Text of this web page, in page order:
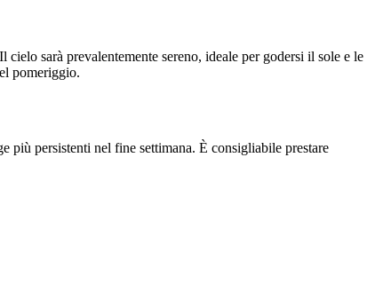
sarà prevalentemente sereno, ideale per godersi il sole e le
pomeriggio.
più persistenti nel fine settimana. È consigliabile prestare